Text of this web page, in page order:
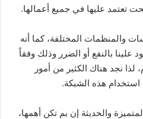
تعتمد عليها في جميع أعمالها.
والمنظمات المختلفة، كما أنه
علينا بالنفع أو الضرر وذلك وفقاً
نجد هناك الكثير من أمور
استخدام هذه الشبكة.
والحديثة إن بم تكن أهمها،